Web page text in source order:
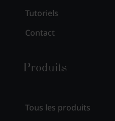
Tutoriels
Contact
Produits
Tous les produits